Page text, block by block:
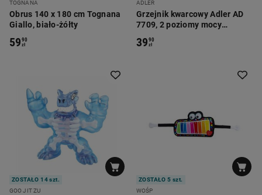
TOGNANA
Obrus 140 x 180 cm Tognana
Giallo, biało-żółty
5990
zł
ADLER
Grzejnik kwarcowy Adler AD
7709, 2 poziomy mocy
3990
zł
ZOSTAŁO 14 szt.
GOO JIT ZU
ZOSTAŁO 5 szt.
WOŚP